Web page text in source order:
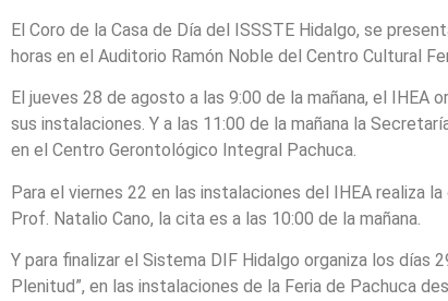
El Coro de la Casa de Día del ISSSTE Hidalgo, se
horas en el Auditorio Ramón Noble del Centro Cultural
El jueves 28 de agosto a las 9:00 de la mañana, el IHEA
sus instalaciones. Y a las 11:00 de la mañana la
en el Centro Gerontológico Integral Pachuca.
Para el viernes 22 en las instalaciones del IHEA realiza
Prof. Natalio Cano, la cita es a las 10:00 de la mañana.
Y para finalizar el Sistema DIF Hidalgo organiza los días
Plenitud”, en las instalaciones de la Feria de Pachuca